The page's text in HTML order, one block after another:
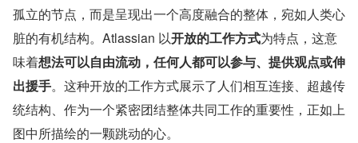
孤立的节点，而是呈现出一个高度融合的整体，宛如人类心
脏的有机结构。Atlassian 以开放的工作方式为特点，这意
味着想法可以自由流动，任何人都可以参与、提供观点或伸
出援手。这种开放的工作方式展示了人们相互连接、超越传
统结构、作为一个紧密团结整体共同工作的重要性，正如上
图中所描绘的一颗跳动的心。